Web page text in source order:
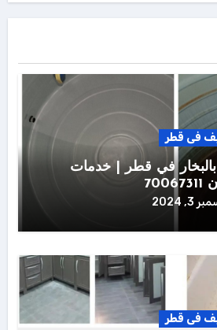
فى قطر
في قطر | خدمات
3, 2024
فى قطر